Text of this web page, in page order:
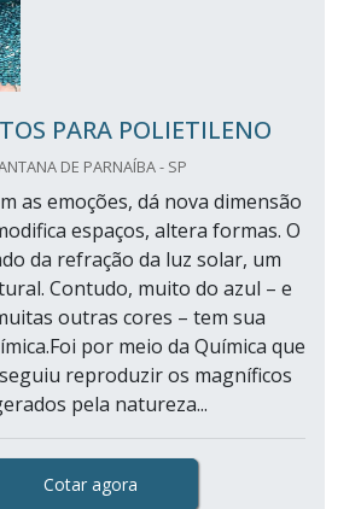
PARA POLIETILENO
DE PARNAÍBA - SP
as emoções, dá nova dimensão
espaços, altera formas. O
da refração da luz solar, um
Contudo, muito do azul – e
outras cores – tem sua
por meio da Química que
reproduzir os magníficos
pela natureza...
Cotar agora